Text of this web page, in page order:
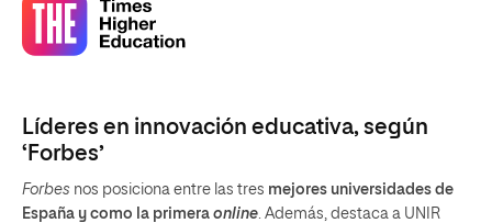
Líderes en innovación educativa, según
‘Forbes’
Forbes nos posiciona entre las tres mejores universidades de
España y como la primera online. Además, destaca a UNIR